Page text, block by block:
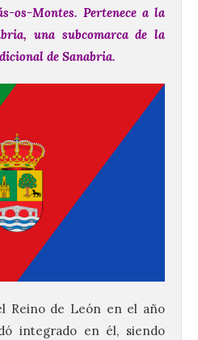
os-Montes. Pertenece a la
una subcomarca de la
de Sanabria.
Reino de León en el año
integrado en él, siendo